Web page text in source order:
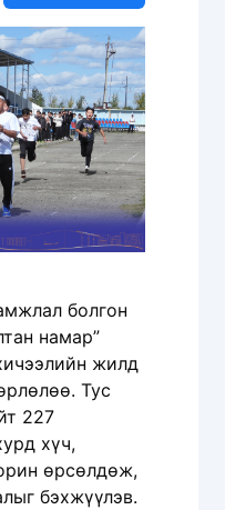
болгон
намар”
жилд
Тус
227
хүч,
өрсөлдөж,
бэхжүүлэв.